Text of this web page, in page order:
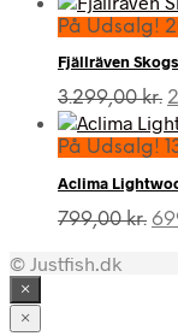
På Udsalg!
Fjällräven
3.299,00kr.
På Udsalg!
Aclima
799,00kr.
© Justfish.dk
×
×